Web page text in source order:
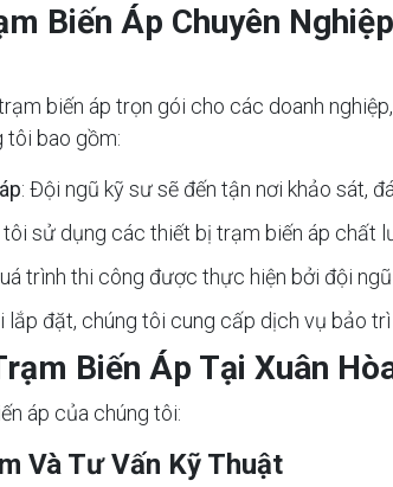
Biến Áp Chuyên
biến áp trọn gói cho các doanh
tôi bao gồm:
: Đội ngũ kỹ sư sẽ đến tận nơi khảo sát,
tôi sử dụng các thiết bị trạm biến áp chất
trình thi công được thực hiện bởi đội
lắp đặt, chúng tôi cung cấp dịch vụ bảo
Biến Áp Tại Xuân
áp của chúng tôi:
Và Tư Vấn Kỹ Thuật